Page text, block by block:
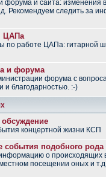
форума и сайта: изменения
Рекомендуем следить за
ЦАПа
по работе ЦАПа: гитарной
и форума
форума с
благодарностью. :-)
концертной жизни КСП
события подобного рода
о
посещении оных и